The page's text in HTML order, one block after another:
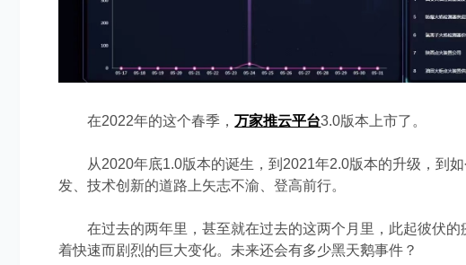
在2022年的这个春季，万家推云平台3.0版本上市了。
从2020年底1.0版本的诞生，到 2021年2.0版本的升级，到
发、技术创新的道路上矢志不渝、登高前行。
在过去的两年里，甚至就在过去的这两个月里，此起彼伏的
着快速而剧烈的巨大变化。 未来还会有多少黑天鹅事件？